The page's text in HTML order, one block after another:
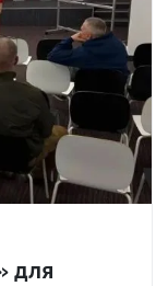
для